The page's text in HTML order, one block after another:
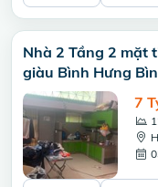
Nhà 2 Tầng 2 mặt
giàu Bình Hưng
7